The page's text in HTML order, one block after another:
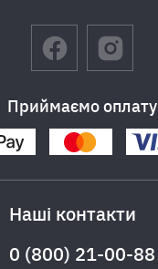
Приймаємо оплату
Наші контакти
0 (800) 21-00-88